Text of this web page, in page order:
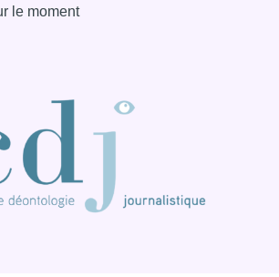
le moment